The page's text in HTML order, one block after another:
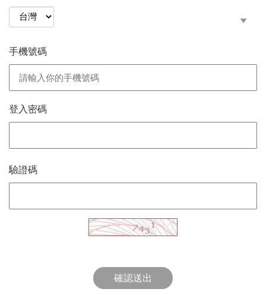
手機號碼
登入密碼
驗證碼
確認送出